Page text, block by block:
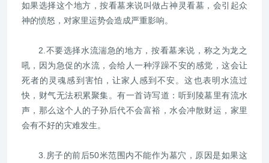
如果选择这个地方，按看墓来说叫做占神灵看墓，会引起众
神的愤怒，对家里运势会造成严重影响。
2.不要选择水流湍急的地方，按看墓来说，称之为龙之
吼，因为急促的水流，会给人一种浮躁不安的感觉，这会让
死者的灵魂感到害怕，让家人感到不安。这也表明水流过
快，财气无法积累聚集。有一首诗写道：听到陵墓里有流水
声，那么这个人的子孙后代不会富裕，水会冲散财运，家里
会有不好的灾难发生。
3.房子的前后50米范围内不能作为墓穴，原因是如果这